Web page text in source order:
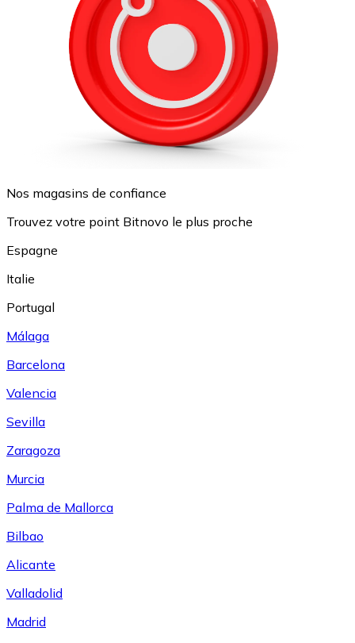
Nos magasins de confiance
Trouvez votre point Bitnovo le plus proche
Espagne
Italie
Portugal
Málaga
Barcelona
Valencia
Sevilla
Zaragoza
Murcia
Palma de Mallorca
Bilbao
Alicante
Valladolid
Madrid